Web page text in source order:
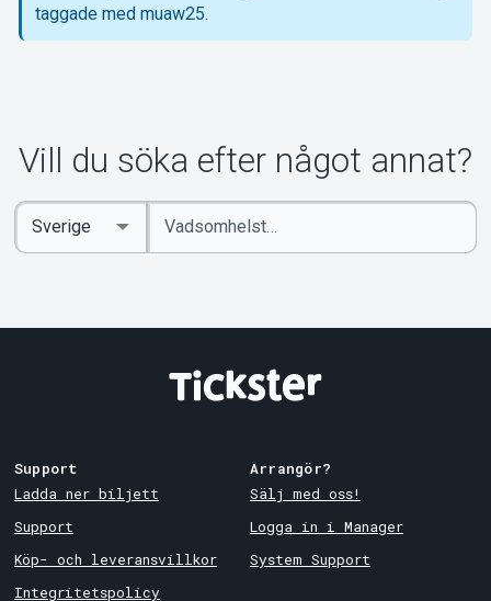
taggade med muaw25.
Vill du söka efter något annat?
Ange
sökord
Select
Country
Support
Ladda ner biljett
Support
Köp- och leveransvillkor
Integritetspolicy
Arrangör?
Sälj med oss!
Logga in i Manager
System Support